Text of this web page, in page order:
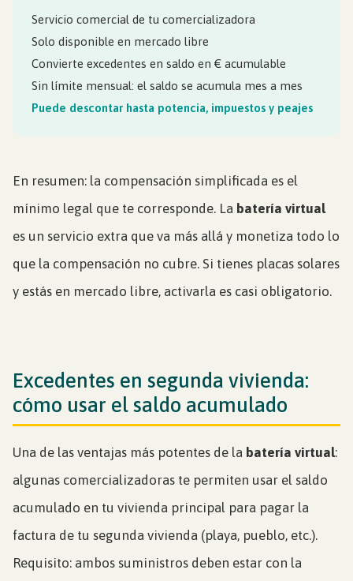
Servicio comercial de tu comercializadora
Solo disponible en mercado libre
Convierte excedentes en saldo en € acumulable
Sin límite mensual: el saldo se acumula mes a mes
Puede descontar hasta potencia, impuestos y peajes
En resumen: la compensación simplificada es el
mínimo legal que te corresponde. La batería virtual
es un servicio extra que va más allá y monetiza todo lo
que la compensación no cubre. Si tienes placas solares
y estás en mercado libre, activarla es casi obligatorio.
Excedentes en segunda vivienda:
cómo usar el saldo acumulado
Una de las ventajas más potentes de la batería virtual:
algunas comercializadoras te permiten usar el saldo
acumulado en tu vivienda principal para pagar la
factura de tu segunda vivienda (playa, pueblo, etc.).
Requisito: ambos suministros deben estar con la